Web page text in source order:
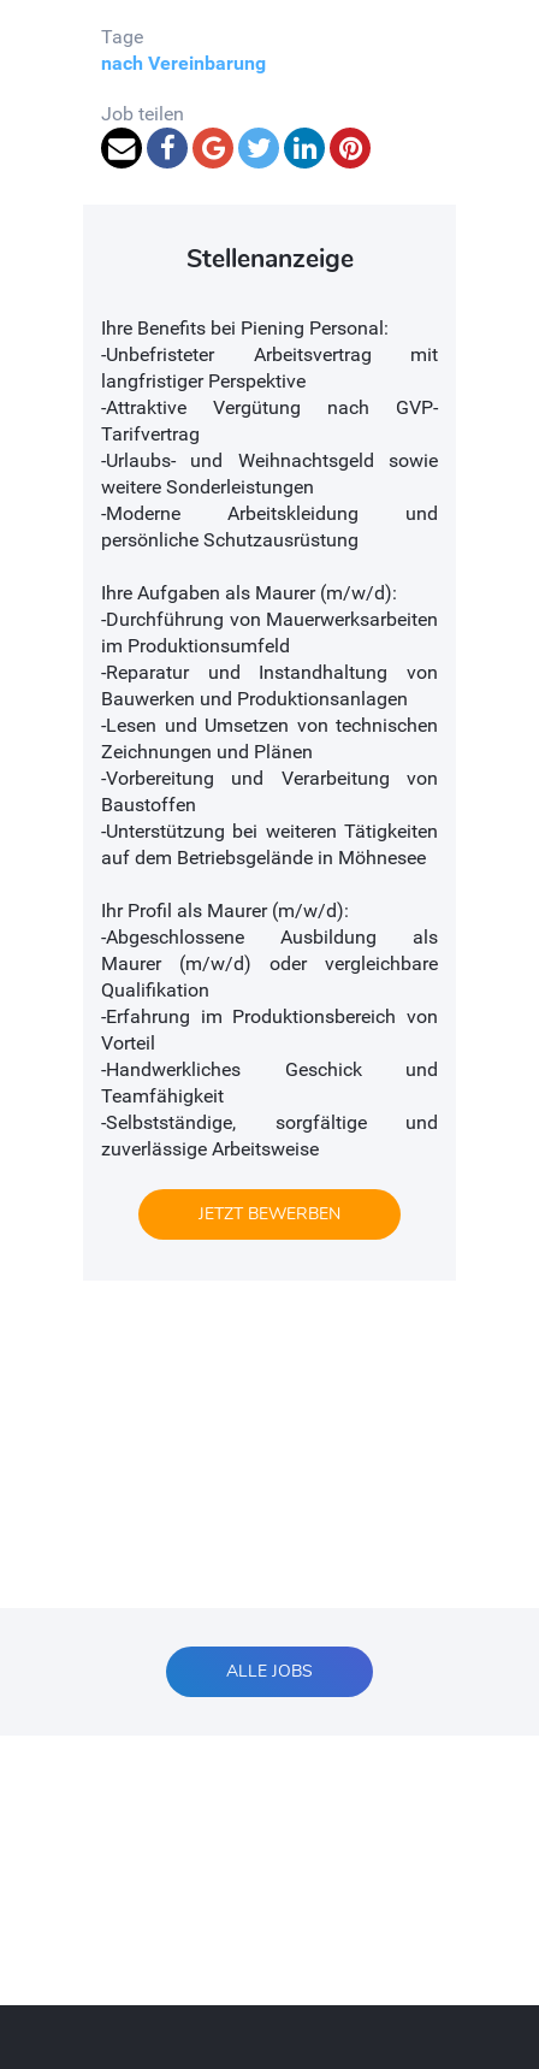
Tage
nach Vereinbarung
Job teilen
Stellenanzeige
Ihre Benefits bei Piening Personal:
-Unbefristeter Arbeitsvertrag mit
langfristiger Perspektive
-Attraktive Vergütung nach GVP-
Tarifvertrag
-Urlaubs- und Weihnachtsgeld sowie
weitere Sonderleistungen
-Moderne Arbeitskleidung und
persönliche Schutzausrüstung
Ihre Aufgaben als Maurer (m/w/d):
-Durchführung von Mauerwerksarbeiten
im Produktionsumfeld
-Reparatur und Instandhaltung von
Bauwerken und Produktionsanlagen
-Lesen und Umsetzen von technischen
Zeichnungen und Plänen
-Vorbereitung und Verarbeitung von
Baustoffen
-Unterstützung bei weiteren Tätigkeiten
auf dem Betriebsgelände in Möhnesee
Ihr Profil als Maurer (m/w/d):
-Abgeschlossene Ausbildung als
Maurer (m/w/d) oder vergleichbare
Qualifikation
-Erfahrung im Produktionsbereich von
Vorteil
-Handwerkliches Geschick und
Teamfähigkeit
-Selbstständige, sorgfältige und
zuverlässige Arbeitsweise
JETZT BEWERBEN
ALLE JOBS